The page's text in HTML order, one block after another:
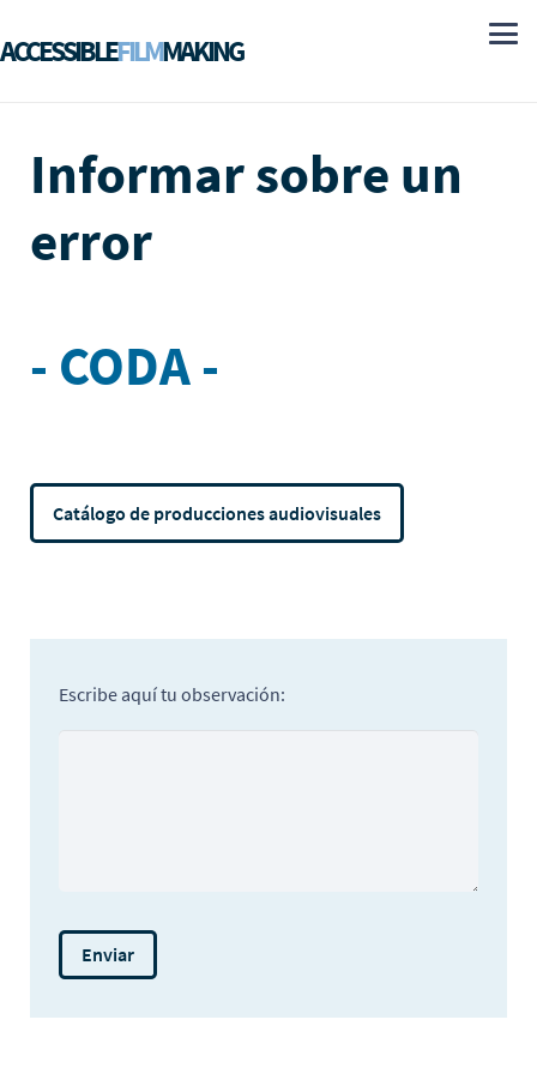
ACCESSIBLEFILMMAKING
Informar sobre un
error
- CODA -
Catálogo de producciones audiovisuales
Escribe aquí tu observación: